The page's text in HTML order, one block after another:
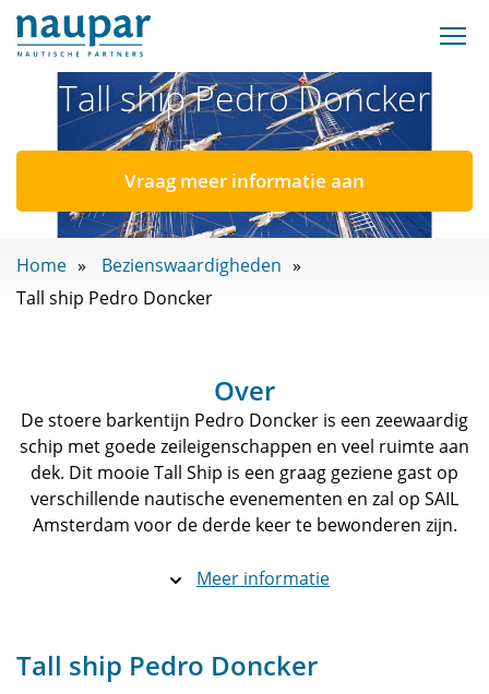
Tall ship Pedro Doncker
Vraag meer informatie aan
Home
Bezienswaardigheden
Tall ship Pedro Doncker
Over
De stoere barkentijn Pedro Doncker is een zeewaardig
schip met goede zeileigenschappen en veel ruimte aan
dek. Dit mooie Tall Ship is een graag geziene gast op
verschillende nautische evenementen en zal op SAIL
Amsterdam voor de derde keer te bewonderen zijn.
Meer informatie
Tall ship Pedro Doncker